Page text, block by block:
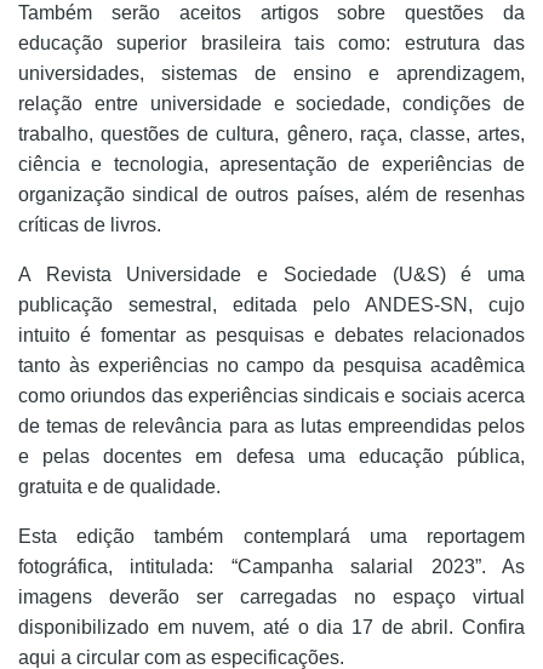
Também serão aceitos artigos sobre questões da
educação superior brasileira tais como: estrutura das
universidades, sistemas de ensino e aprendizagem,
relação entre universidade e sociedade, condições de
trabalho, questões de cultura, gênero, raça, classe, artes,
ciência e tecnologia, apresentação de experiências de
organização sindical de outros países, além de resenhas
críticas de livros.
A Revista Universidade e Sociedade (U&S) é uma
publicação semestral, editada pelo ANDES-SN, cujo
intuito é fomentar as pesquisas e debates relacionados
tanto às experiências no campo da pesquisa acadêmica
como oriundos das experiências sindicais e sociais acerca
de temas de relevância para as lutas empreendidas pelos
e pelas docentes em defesa uma educação pública,
gratuita e de qualidade.
Esta edição também contemplará uma reportagem
fotográfica, intitulada: “Campanha salarial 2023”. As
imagens deverão ser carregadas no espaço virtual
disponibilizado em nuvem, até o dia 17 de abril. Confira
aqui a circular com as especificações.